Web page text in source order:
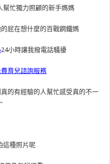
幫忙獨力照顧的新手媽媽
屁在想什麼的百戰鋼鐵媽
24小時讓我撥電話騷擾
育兒諮詢服務
的有經驗的人幫忙感受真的不一
這種照片呢